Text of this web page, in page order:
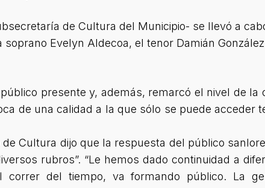
de Cultura del Municipio- se llevó a
Evelyn Aldecoa, el tenor Damián
presente y, además, remarcó el nivel de la
de una calidad a la que sólo se puede acceder
Cultura dijo que la respuesta del público
rubros”. “Le hemos dado continuidad a
correr del tiempo, va formando público. La